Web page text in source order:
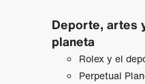
Deporte, artes
planeta
Rolex y el
Perpetual